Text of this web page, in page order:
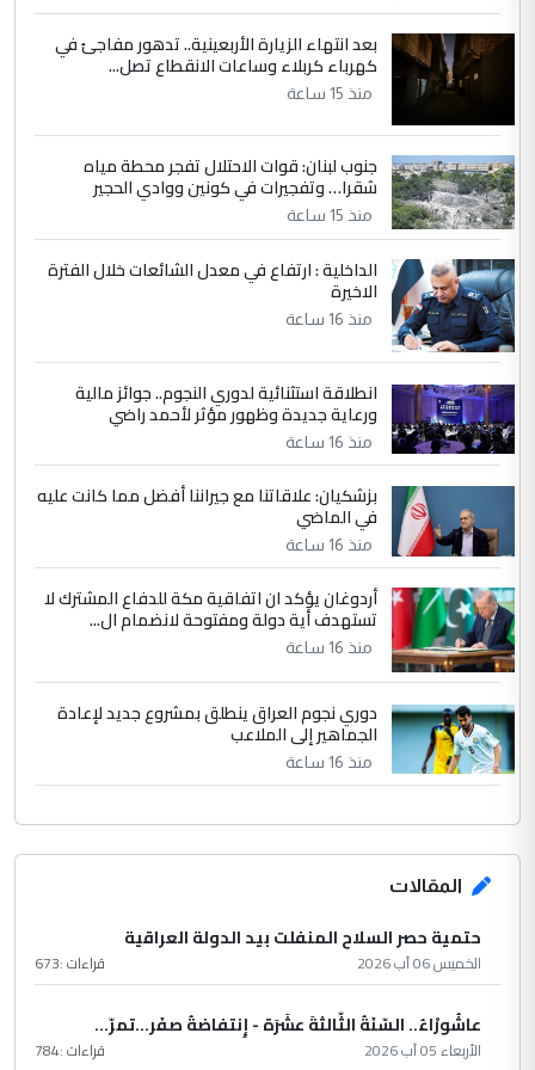
التعليق : واحد من عصابة علي ماما يسقط
جنسية الرافد الثالث للعراق ومن اصول عريقة
ابا فرات ...
الموضوع :
مضجعيك يابن الزنا (نص كامل)
سردار
التعليق : واحد من عصابة علي ماما يسقط
جنسية الرافد الثالث للعراق ومن اصول عريقة
ابا فرات ...
الموضوع :
مضجعيك يابن الزنا (نص كامل)
بعد انتهاء الزيارة الأربعينية.. تدهور مفاجئ في
كهرباء كربلاء وساعات الانقطاع تصل...
منذ 15 ساعة
جنوب لبنان: قوات الاحتلال تفجر محطة مياه
شقرا… وتفجيرات في كونين ووادي الحجير
منذ 15 ساعة
الداخلية : ارتفاع في معدل الشائعات خلال الفترة
الاخيرة
منذ 16 ساعة
انطلاقة استثنائية لدوري النجوم.. جوائز مالية
ورعاية جديدة وظهور مؤثر لأحمد راضي
منذ 16 ساعة
بزشكيان: علاقاتنا مع جيراننا أفضل مما كانت عليه
في الماضي
منذ 16 ساعة
أردوغان يؤكد ان اتفاقية مكة للدفاع المشترك لا
تستهدف أية دولة ومفتوحة لانضمام ال...
منذ 16 ساعة
دوري نجوم العراق ينطلق بمشروع جديد لإعادة
الجماهير إلى الملاعب
منذ 16 ساعة
المقالات
حتمية حصر السلاح المنفلت بيد الدولة العراقية
الخميس 06 آب 2026 قراءات :673
عاشُورْاءُ.. السّنَةُ الثّالثةَ عشَرَة - إِنتفاضةُ صفَر…تمرّ...
الأربعاء 05 آب 2026 قراءات :784